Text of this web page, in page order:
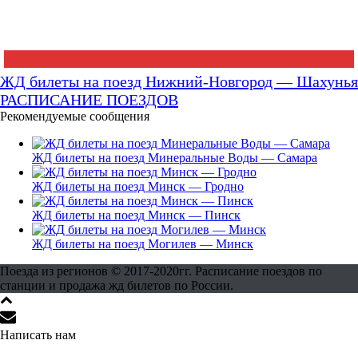
ЖД билеты на поезд Нижний-Новгород — Шахунья
РАСПИСАНИЕ ПОЕЗДОВ
Рекомендуемые сообщения
ЖД билеты на поезд Минеральные Воды — Самара
ЖД билеты на поезд Минск — Гродно
ЖД билеты на поезд Минск — Пинск
ЖД билеты на поезд Могилев — Минск
Поезда из регионов © 2017-2020гг. Расписание поездов по
станции и продажа жд билетов по России.
Написать нам